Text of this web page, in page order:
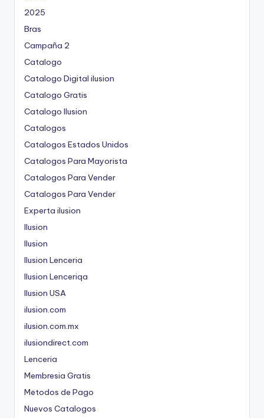
2025
Bras
Campaña 2
Catalogo
Catalogo Digital ilusion
Catalogo Gratis
Catalogo Ilusion
Catalogos
Catalogos Estados Unidos
Catalogos Para Mayorista
Catalogos Para Vender
Catalogos Para Vender
Experta ilusion
Ilusion
Ilusion
Ilusion Lenceria
Ilusion Lenceriqa
Ilusion USA
ilusion.com
ilusion.com.mx
ilusiondirect.com
Lenceria
Membresia Gratis
Metodos de Pago
Nuevos Catalogos